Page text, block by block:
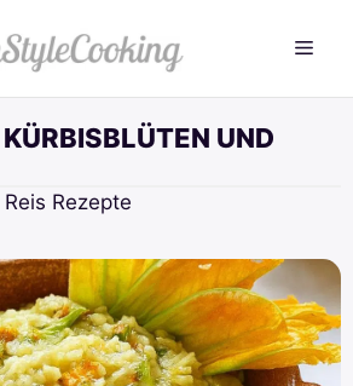
UND
Reis Rezepte